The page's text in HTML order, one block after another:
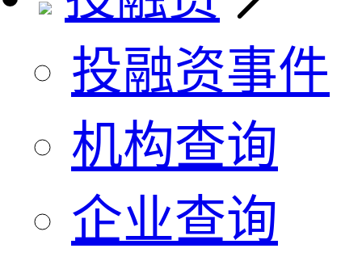
投融资事件
机构查询
企业查询